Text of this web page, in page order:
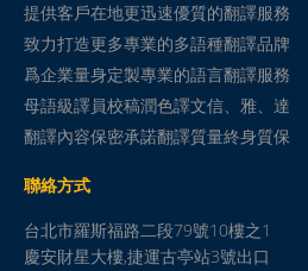
提供客戶在地更迅速優質的翻譯服務
致力打造更多專業的多語種翻譯品牌
爲企業量身定製專業的語言翻譯服務
母語級譯員校稿潤色譯文信、雅、達
翻譯內容保密承諾翻譯質量終身質保
聯絡方式
台北市羅斯福路二段79號10樓之1
慶安財星大樓,捷運古亭站3號出口